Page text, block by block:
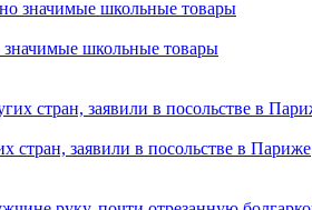
школьные товары
стран, заявили в посольстве в Париже